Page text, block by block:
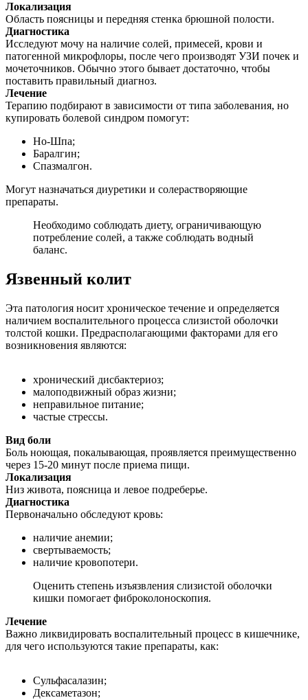
Локализация
Область поясницы и передняя стенка брюшной полости.
Диагностика
Исследуют мочу на наличие солей, примесей, крови и
патогенной микрофлоры, после чего производят УЗИ почек и
мочеточников. Обычно этого бывает достаточно, чтобы
поставить правильный диагноз.
Лечение
Терапию подбирают в зависимости от типа заболевания, но
купировать болевой синдром помогут:
Но-Шпа;
Баралгин;
Спазмалгон.
Могут назначаться диуретики и солерастворяющие
препараты.
Необходимо соблюдать диету, ограничивающую
потребление солей, а также соблюдать водный
баланс.
Язвенный колит
Эта патология носит хроническое течение и определяется
наличием воспалительного процесса слизистой оболочки
толстой кошки. Предрасполагающими факторами для его
возникновения являются:
хронический дисбактериоз;
малоподвижный образ жизни;
неправильное питание;
частые стрессы.
Вид боли
Боль ноющая, покалывающая, проявляется преимущественно
через 15-20 минут после приема пищи.
Локализация
Низ живота, поясница и левое подреберье.
Диагностика
Первоначально обследуют кровь:
наличие анемии;
свертываемость;
наличие кровопотери.
Оценить степень изъязвления слизистой оболочки
кишки помогает фиброколоноскопия.
Лечение
Важно ликвидировать воспалительный процесс в кишечнике,
для чего используются такие препараты, как:
Сульфасалазин;
Дексаметазон;